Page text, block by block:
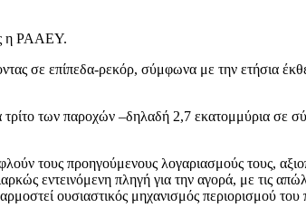
η ΡΑΑΕΥ.
σε επίπεδα-ρεκόρ, σύμφωνα με την ετήσια
των παροχών –δηλαδή 2,7 εκατομμύρια σε
τους προηγούμενους λογαριασμούς τους,
εντεινόμενη πληγή για την αγορά, με τις
ουσιαστικός μηχανισμός περιορισμού